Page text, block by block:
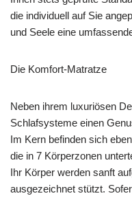
die individuell auf Sie
und Seele eine
Die Komfort-Matratze
Neben ihrem luxuriösen
Schlafsysteme einen
Im Kern befinden sich
die in 7 Körperzonen
Ihr Körper werden sanft
ausgezeichnet stützt.